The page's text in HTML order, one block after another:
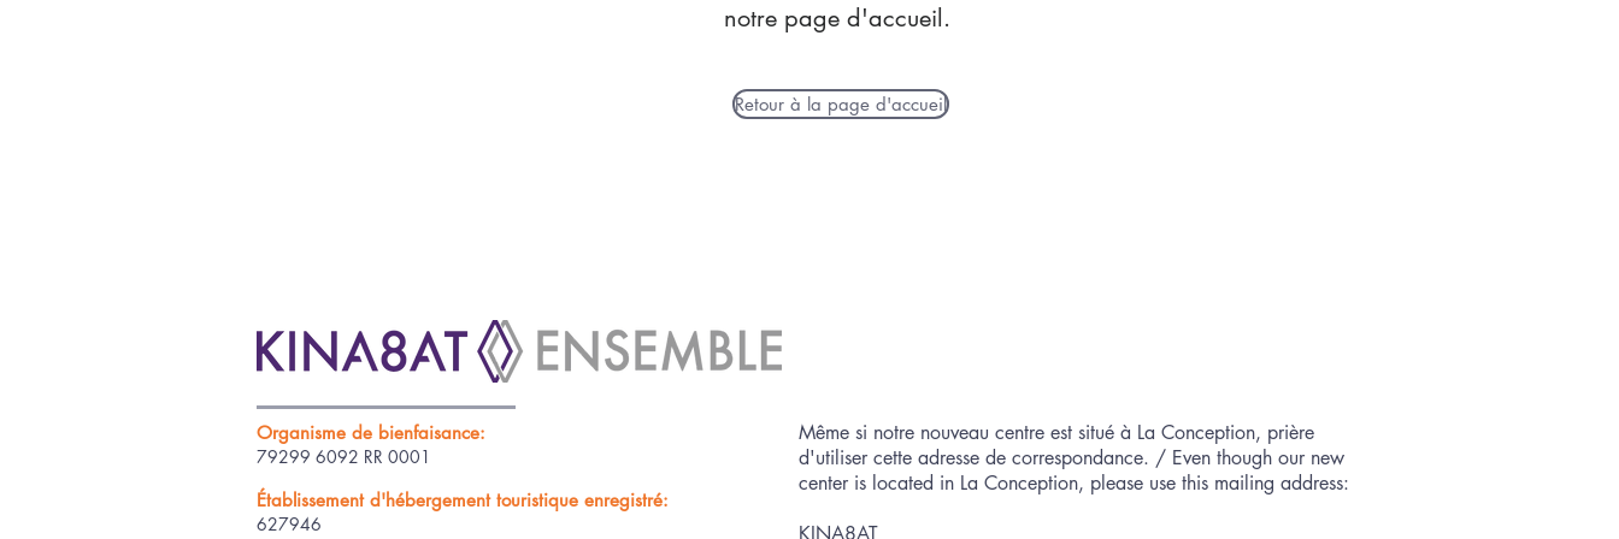
notre page d'accueil.
Retour à la page d'accueil
Organisme de bienfaisance:
79299 6092 RR 0001
Établissement d'hébergement touristique enregistré:
627946
Même si notre nouveau centre est situé à La Conception, prière
d'utiliser cette adresse de correspondance. / Even though our new
center is located in La Conception, please use this mailing address:​
KINA8AT